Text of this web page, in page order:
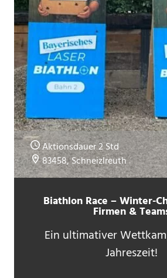
Biathlon Race – Winter-
Firmen &
Ein ultimativer
Jahreszeit!
Aktionsdauer 2 Std
83458, Schneizlreuth